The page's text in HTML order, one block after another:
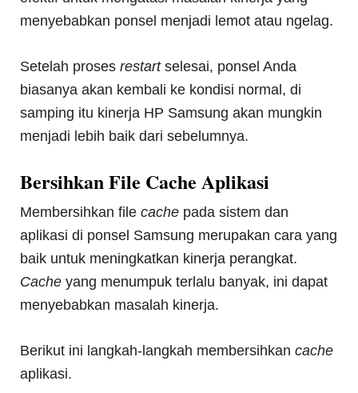
menyebabkan ponsel menjadi lemot atau ngelag.
Setelah prosesrestartselesai, ponsel Anda
biasanya akan kembali ke kondisi normal, di
samping itu kinerja HP Samsung akan mungkin
menjadi lebih baik dari sebelumnya.
Bersihkan File Cache Aplikasi
Membersihkan filecache pada sistem dan
aplikasi di ponsel Samsung merupakan cara yang
baik untuk meningkatkan kinerja perangkat.
Cacheyang menumpuk terlalu banyak, ini dapat
menyebabkan masalah kinerja.
Berikut ini langkah-langkah membersihkancache
aplikasi.